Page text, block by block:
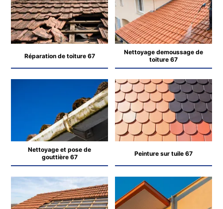
Réparation de toiture 67
Nettoyage demoussage de
toiture 67
Nettoyage et pose de
gouttière 67
Peinture sur tuile 67